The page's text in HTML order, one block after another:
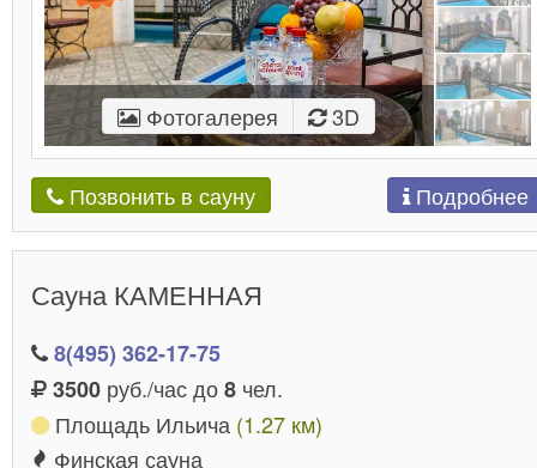
Фотогалерея 3D
Позвонить в сауну Подробнее
Сауна КАМЕННАЯ
8(495) 362-17-75
3500 руб./час до8 чел.
Площадь Ильича (1.27 км)
Финская сауна